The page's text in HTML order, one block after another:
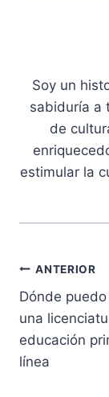
Soy un
sabiduría a
de
estimular la
de
ANTERIOR
Dónde
una
educación
línea